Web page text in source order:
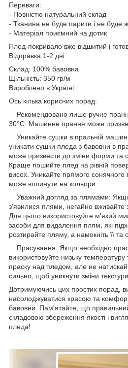
Переваги:
- Повністю натуральний склад
- Тканина не буде парити і не буде
- Матеріал приємний на дотик
Плед-покривало вже відшитий і
Відправка 1-2 дні
Склад: 100% бавовна
Щільність: 350 гр/м
Вироблено в Україні
Ось кілька корисних порад:
Рекомендовано лише ручне
30°C. Машинне прання може
Уникайте сушки в пральній
уникати сушки пледа з бавовни в
може призвести до зміни форми та
Краще пошийте плед на рівній
висох. Уникайте прямого сонячного
може вплинути на кольори.
Уважний догляд за плямами:
з'явилися плями, негайно вживайте
Для цього використовуйте м'який
засоби для видалення плям, які
розтирайте пляму, а намокніть її та
Прасування: Якщо необхідно
використовуйте низьку
праску над пледом, але не
сильно, щоб уникнути зміни
Дотримуючись цих простих порад,
насолоджуватися красою та
бавовни. Пам'ятайте, що
складовою збереження якості і
пледа!